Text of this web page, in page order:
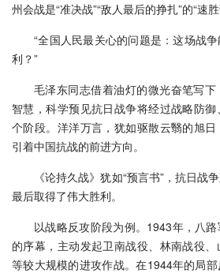
州会战是“准决战”“敌人最后的挣扎”的“速胜
“全国人民最关心的问题是：这场战
利？”
毛泽东同志借着油灯的微光奋笔写
智慧，科学预见抗日战争将经过战略防
个阶段。洋洋万言，犹如驱散云翳的旭
引着中国抗战的前进方向。
《论持久战》犹如“预言书”，抗日战
最后取得了伟大胜利。
以战略反攻阶段为例。1943年，八
的序幕，主动发起卫南战役、林南战役
等较大规模的进攻作战。在1944年的局